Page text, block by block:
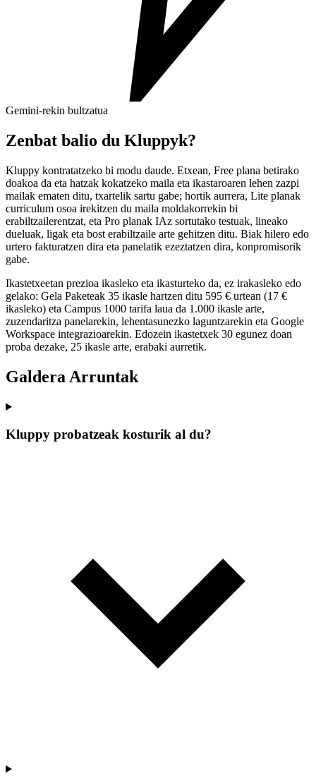
Gemini-rekin bultzatua
Zenbat balio du Kluppyk?
Kluppy kontratatzeko bi modu daude. Etxean, Free plana betirako
doakoa da eta hatzak kokatzeko maila eta ikastaroaren lehen zazpi
mailak ematen ditu, txartelik sartu gabe; hortik aurrera, Lite planak
curriculum osoa irekitzen du maila moldakorrekin bi
erabiltzailerentzat, eta Pro planak IAz sortutako testuak, lineako
dueluak, ligak eta bost erabiltzaile arte gehitzen ditu. Biak hilero edo
urtero fakturatzen dira eta panelatik ezeztatzen dira, konpromisorik
gabe.
Ikastetxeetan prezioa ikasleko eta ikasturteko da, ez irakasleko edo
gelako: Gela Paketeak 35 ikasle hartzen ditu 595 € urtean (17 €
ikasleko) eta Campus 1000 tarifa laua da 1.000 ikasle arte,
zuzendaritza panelarekin, lehentasunezko laguntzarekin eta Google
Workspace integrazioarekin. Edozein ikastetxek 30 egunez doan
proba dezake, 25 ikasle arte, erabaki aurretik.
Galdera Arruntak
Kluppy probatzeak kosturik al du?